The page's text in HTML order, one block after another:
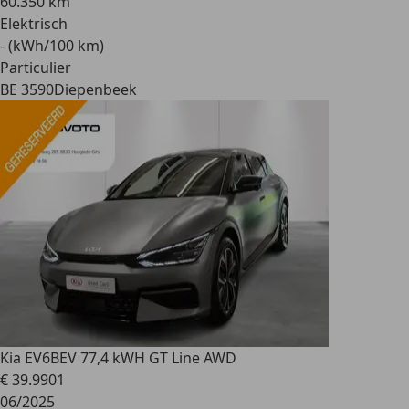
Elektrisch
- (kWh/100 km)
Particulier
BE 3590Diepenbeek
Kia EV6BEV 77,4 kWH GT Line AWD
€ 39.9901
06/2025